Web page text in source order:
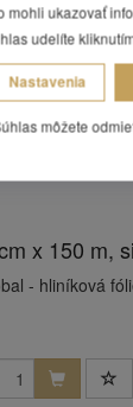
x 150 m,
- hliníková
mohli ukazovať
udelíte
Nastavenia
môžete